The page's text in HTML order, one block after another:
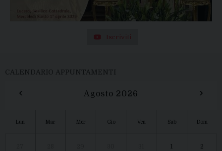
Iscriviti
CALENDARIO APPUNTAMENTI
‹ Agosto 2026 ›
Lun Mar Mer Gio Ven Sab Dom
1 2